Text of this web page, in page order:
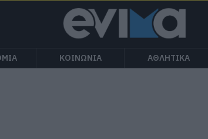
ΚΟΙΝΩΝΙΑ ΑΘΛΗΤΙΚΑ